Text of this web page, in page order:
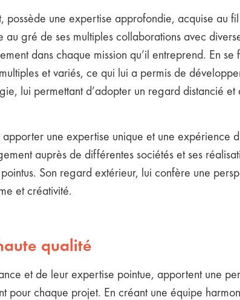
une expertise approfondie, acquise au
gré de ses multiples collaborations avec
dans chaque mission qu’il entreprend. En se
et variés, ce qui lui a permis de
lui permettant d’adopter un regard distancié
une expertise unique et une expérience
auprès de différentes sociétés et ses
Son regard extérieur, lui confère une
et créativité.
qualité
et de leur expertise pointue, apportent une
pour chaque projet. En créant une équipe